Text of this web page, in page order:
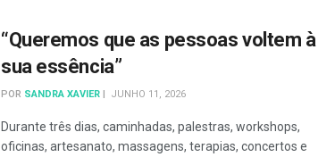
“Queremos que as pessoas voltem à
sua essência”
POR SANDRA XAVIER JUNHO 11, 2026
Durante três dias, caminhadas, palestras, workshops,
oficinas, artesanato, massagens, terapias, concertos e